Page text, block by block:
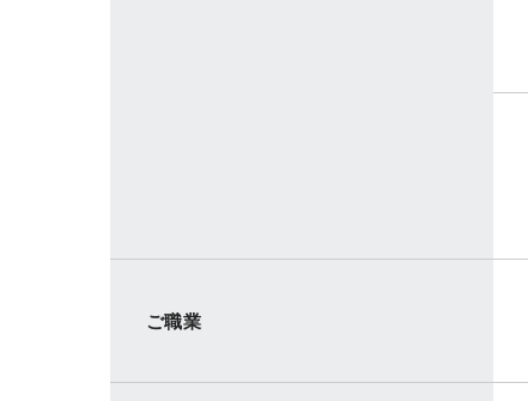
ご職業